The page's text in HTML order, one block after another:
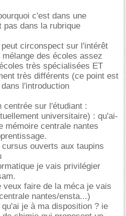
c'est dans une
pas dans la rubrique
circonspect sur l'intérêt
des écoles assez
très spécialisées ET
très différents (ce point est
l'introduction
centrée sur l'étudiant :
universitaire) : qu'ai-
mémoire centrale nantes
ouverts aux taupins
je vais privilégier
veux faire de la méca je vais
nantes/ensta...)
je à ma disposition ? ie